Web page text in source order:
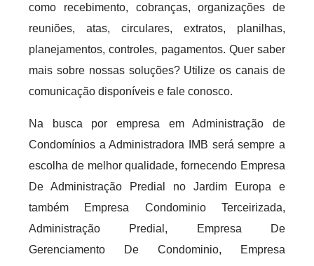
como recebimento, cobranças, organizações de
reuniões, atas, circulares, extratos, planilhas,
planejamentos, controles, pagamentos. Quer saber
mais sobre nossas soluções? Utilize os canais de
comunicação disponíveis e fale conosco.
Na busca por empresa em Administração de
Condomínios a Administradora IMB será sempre a
escolha de melhor qualidade, fornecendo Empresa
De Administração Predial no Jardim Europa e
também Empresa Condominio Terceirizada,
Administração Predial, Empresa De
Gerenciamento De Condominio, Empresa